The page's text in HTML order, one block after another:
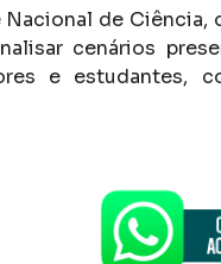
Nacional de
cenários
e estudantes,